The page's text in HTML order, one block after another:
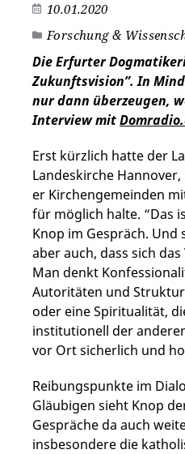
10.01.2020
Forschung &
Die Erfurter
Zukunftsvision”. In
nur dann überzeugen,
Interview mit
Erst kürzlich hatte der
Landeskirche
er Kirchengemeinden
für möglich halte. “Das
Knop im Gespräch.
aber auch, dass sich
Man denkt
Autoritäten und
oder eine Spiritualität,
institutionell der
vor Ort sicherlich und
Reibungspunkte im
Gläubigen sieht Knop
Gespräche da auch
insbesondere die